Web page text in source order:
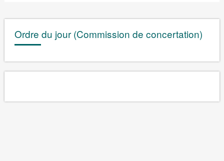
Ordre du jour (Commission de concertation)